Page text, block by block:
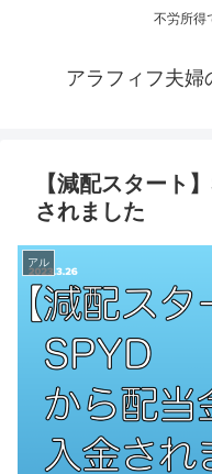
不労所得
アラフィフ夫婦
【減配スタート
されました
アル